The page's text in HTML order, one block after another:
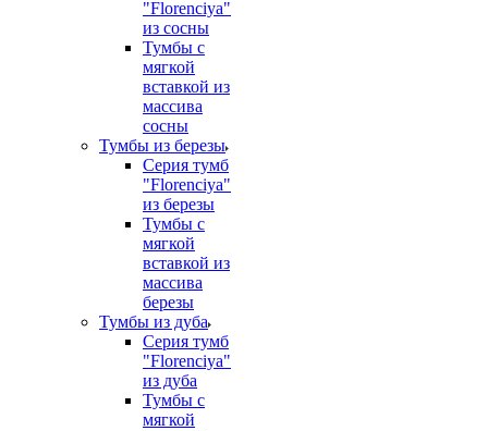
"Florenciya"
из сосны
Тумбы с
мягкой
вставкой из
массива
сосны
Тумбы из березы
Серия тумб
"Florenciya"
из березы
Тумбы с
мягкой
вставкой из
массива
березы
Тумбы из дуба
Серия тумб
"Florenciya"
из дуба
Тумбы с
мягкой